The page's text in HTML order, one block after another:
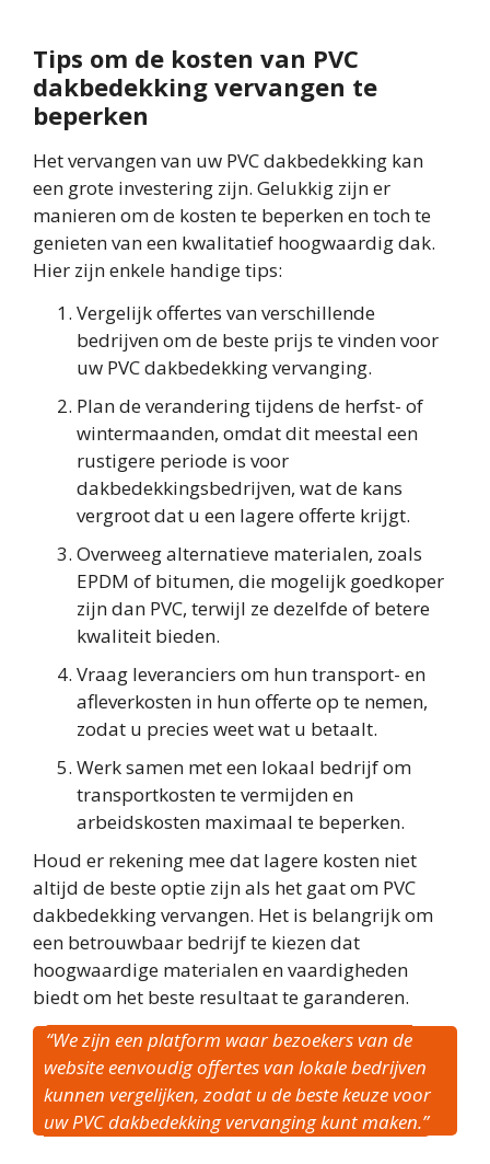
Tips om de kosten van PVC
dakbedekking vervangen te
beperken
Het vervangen van uw PVC dakbedekking kan
een grote investering zijn. Gelukkig zijn er
manieren om de kosten te beperken en toch te
genieten van een kwalitatief hoogwaardig dak.
Hier zijn enkele handige tips:
Vergelijk offertes van verschillende
bedrijven om de beste prijs te vinden voor
uw PVC dakbedekking vervanging.
Plan de verandering tijdens de herfst- of
wintermaanden, omdat dit meestal een
rustigere periode is voor
dakbedekkingsbedrijven, wat de kans
vergroot dat u een lagere offerte krijgt.
Overweeg alternatieve materialen, zoals
EPDM of bitumen, die mogelijk goedkoper
zijn dan PVC, terwijl ze dezelfde of betere
kwaliteit bieden.
Vraag leveranciers om hun transport- en
afleverkosten in hun offerte op te nemen,
zodat u precies weet wat u betaalt.
Werk samen met een lokaal bedrijf om
transportkosten te vermijden en
arbeidskosten maximaal te beperken.
Houd er rekening mee dat lagere kosten niet
altijd de beste optie zijn als het gaat om PVC
dakbedekking vervangen. Het is belangrijk om
een betrouwbaar bedrijf te kiezen dat
hoogwaardige materialen en vaardigheden
biedt om het beste resultaat te garanderen.
“We zijn een platform waar bezoekers van de
website eenvoudig offertes van lokale bedrijven
kunnen vergelijken, zodat u de beste keuze voor
uw PVC dakbedekking vervanging kunt maken.”